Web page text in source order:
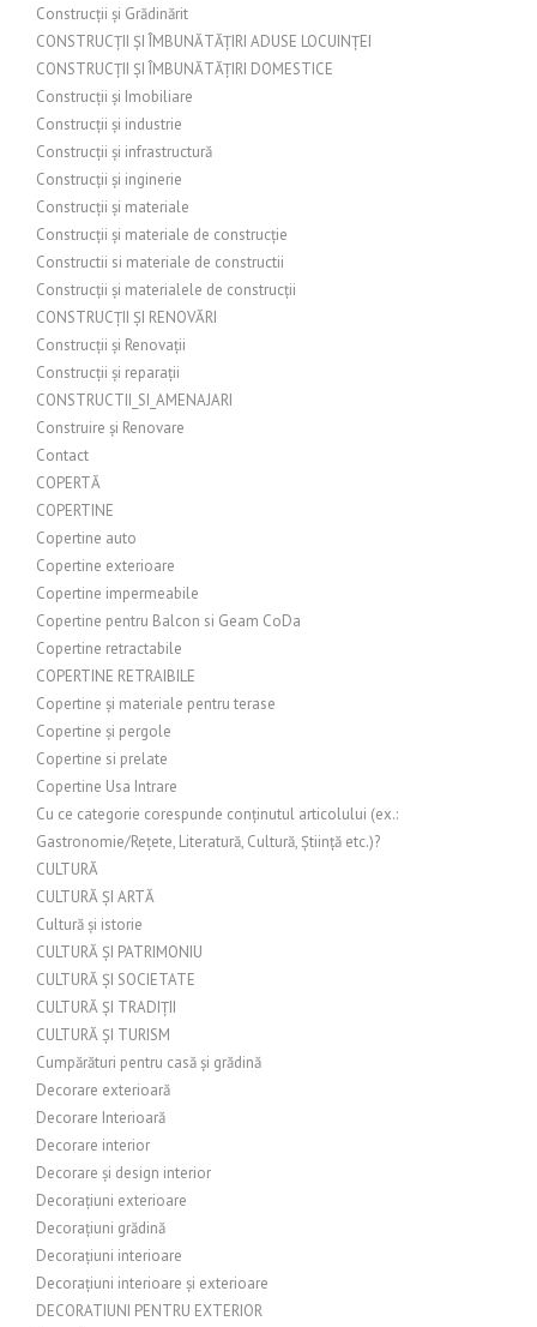
Construcții și Grădinărit
CONSTRUCȚII ȘI ÎMBUNĂTĂȚIRI ADUSE LOCUINȚEI
CONSTRUCȚII ȘI ÎMBUNĂTĂȚIRI DOMESTICE
Construcții și Imobiliare
Construcții și industrie
Construcții și infrastructură
Construcții și inginerie
Construcții și materiale
Construcții și materiale de construcție
Constructii si materiale de constructii
Construcții și materialele de construcții
CONSTRUCȚII ȘI RENOVĂRI
Construcții și Renovații
Construcții și reparații
CONSTRUCTII_SI_AMENAJARI
Construire și Renovare
Contact
COPERTĂ
COPERTINE
Copertine auto
Copertine exterioare
Copertine impermeabile
Copertine pentru Balcon si Geam CoDa
Copertine retractabile
COPERTINE RETRAIBILE
Copertine și materiale pentru terase
Copertine și pergole
Copertine si prelate
Copertine Usa Intrare
Cu ce categorie corespunde conținutul articolului (ex.:
Gastronomie/Rețete, Literatură, Cultură, Știință etc.)?
CULTURĂ
CULTURĂ ȘI ARTĂ
Cultură și istorie
CULTURĂ ȘI PATRIMONIU
CULTURĂ ȘI SOCIETATE
CULTURĂ ȘI TRADIȚII
CULTURĂ ȘI TURISM
Cumpărături pentru casă și grădină
Decorare exterioară
Decorare Interioară
Decorare interior
Decorare și design interior
Decorațiuni exterioare
Decorațiuni grădină
Decorațiuni interioare
Decorațiuni interioare și exterioare
DECORATIUNI PENTRU EXTERIOR